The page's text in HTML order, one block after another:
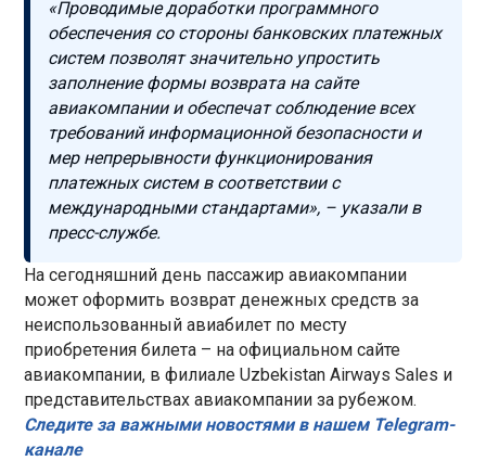
«Проводимые доработки программного
обеспечения со стороны банковских платежных
систем позволят значительно упростить
заполнение формы возврата на сайте
авиакомпании и обеспечат соблюдение всех
требований информационной безопасности и
мер непрерывности функционирования
платежных систем в соответствии с
международными стандартами», – указали в
пресс-службе.
На сегодняшний день пассажир авиакомпании
может оформить возврат денежных средств за
неиспользованный авиабилет по месту
приобретения билета – на официальном сайте
авиакомпании, в филиале Uzbekistan Airways Sales и
представительствах авиакомпании за рубежом.
Следите за важными новостями в нашем Telegram-
канале